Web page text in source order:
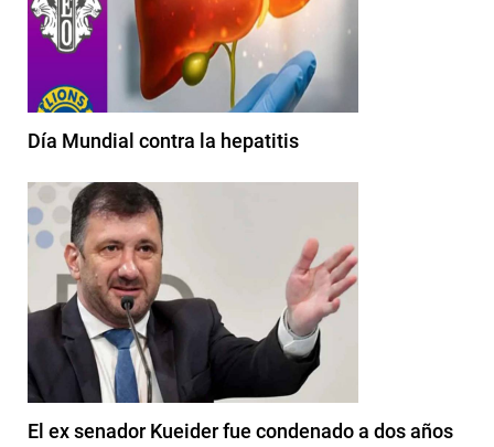
Día Mundial contra la hepatitis
El ex senador Kueider fue condenado a dos años